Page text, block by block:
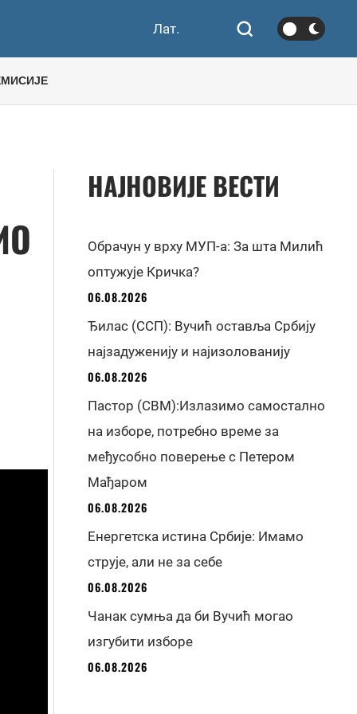
Лат.
НАЈНОВИЈЕ ВЕСТИ
Обрачун у врху МУП-а: За шта Милић
оптужује Кричка?
06.08.2026
Ђилас (ССП): Вучић оставља Србију
најзадуженију и најизолованију
06.08.2026
Пастор (СВМ):Излазимо самостално
на изборе, потребно време за
међусобно поверење с Петером
Мађаром
06.08.2026
Енергетска истина Србије: Имамо
струје, али не за себе
06.08.2026
Чанак сумња да би Вучић могао
изгубити изборе
06.08.2026